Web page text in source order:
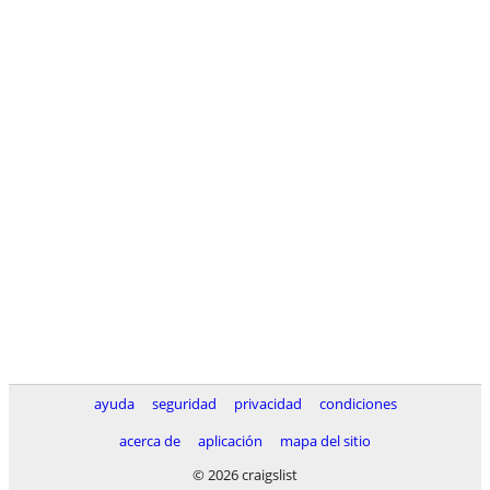
ayuda seguridad privacidad
condiciones
acerca de
aplicación
mapa del sitio
© 2026 craigslist